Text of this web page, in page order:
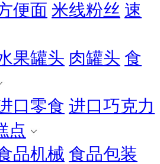
便面 米线粉丝 速
果罐头 肉罐头 食
口零食 进口巧克力
点
品机械 食品包装